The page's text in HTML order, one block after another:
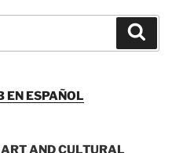
EN ESPAÑOL
AND CULTURAL